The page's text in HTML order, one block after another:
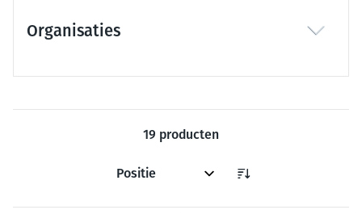
Organisaties
19 producten
Sorteer op: